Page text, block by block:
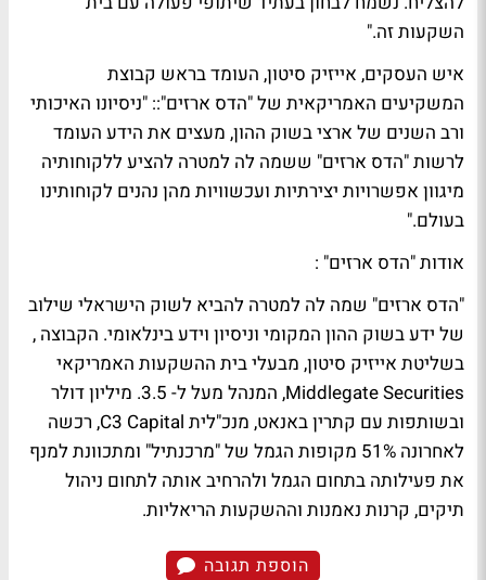
השקעות זה."
איש העסקים, אייזיק סיטון, העומד בראש קבוצת
המשקיעים האמריקאית של "הדס ארזים":: "ניסיונו האיכותי
ורב השנים של ארצי בשוק ההון, מעצים את הידע העומד
לרשות "הדס ארזים" ששמה לה למטרה להציע ללקוחותיה
מיגוון אפשרויות יצירתיות ועכשוויות מהן נהנים לקוחותינו
בעולם."
אודות "הדס ארזים" :
"הדס ארזים" שמה לה למטרה להביא לשוק הישראלי שילוב
של ידע בשוק ההון המקומי וניסיון וידע בינלאומי. הקבוצה ,
בשליטת אייזיק סיטון, מבעלי בית ההשקעות האמריקאי
Middlegate Securities, המנהל מעל ל- 3.5. מיליון דולר
ובשותפות עם קתרין באנאט, מנכ"לית C3 Capital, רכשה
לאחרונה 51% מקופות הגמל של "מרכנתיל" ומתכוונת למנף
את פעילותה בתחום הגמל ולהרחיב אותה לתחום ניהול
תיקים, קרנות נאמנות וההשקעות הריאליות.
הוספת תגובה